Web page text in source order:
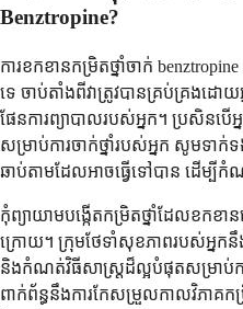
Benztropine?
ការខកខានកម្រិតថ្នាំចាក់
ទេ ចាប់តាំងពីវាត្រូវបានគ្រប់គ្រងដោ
ផែនការព្យាបាលរបស់អ្នក។ ប្រសិនប
សម្រាប់ការចាក់ថ្នាំរបស់អ្នក សូមទាក់
ឆាប់តាមដែលអាចធ្វើទៅបាន ដើម្
កុំព្យាយាមបង្កើតកម្រិតថ្នាំដែលខកខា
ក្រោយ។ ក្រុមថែទាំសុខភាពរបស់អ្នកនឹង
និងកំណត់វិធីសាស្រ្តដ៏ល្អបំផុតសម្រាប់កា
ពាក់ព័ន្ធនឹងការកែសម្រួលកាលវិភាគក